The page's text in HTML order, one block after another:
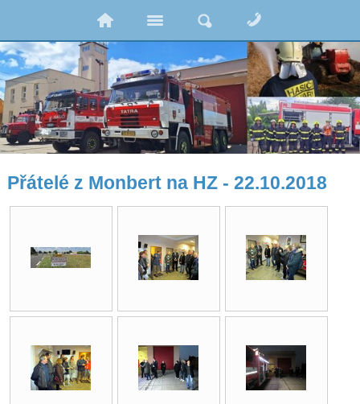
Přátelé z Monbert na HZ - 22.10.2018